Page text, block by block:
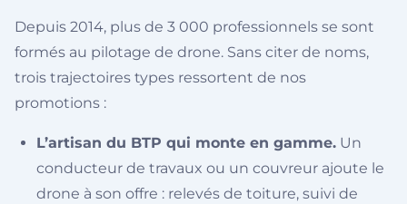
Depuis 2014, plus de 3 000 professionnels se sont
formés au pilotage de drone. Sans citer de noms,
trois trajectoires types ressortent de nos
promotions :
L’artisan du BTP qui monte en gamme. Un
conducteur de travaux ou un couvreur ajoute le
drone à son offre : relevés de toiture, suivi de